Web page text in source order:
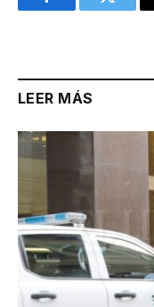
FacebookTwitter
LEER MÁS